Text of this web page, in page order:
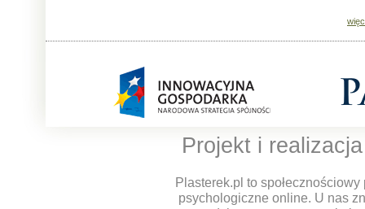
Projekt i
Plasterek.pl to
psychologiczne online. U nas